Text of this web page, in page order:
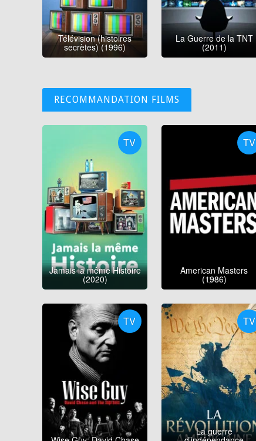
Télévision (histoires
secrètes) (1996)
La Guerre de la TNT
(2011)
RECOMMANDATION FILMS
TV
Jamais la même Histoire
(2020)
TV
American Masters
(1986)
TV TV
La guerre